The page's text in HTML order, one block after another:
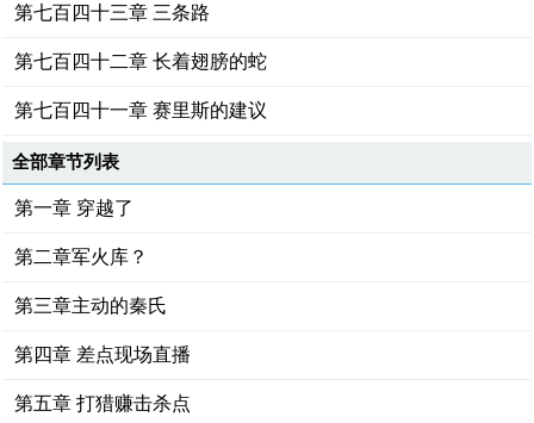
第七百四十三章 三条路
第七百四十二章 长着翅膀的蛇
第七百四十一章 赛里斯的建议
全部章节列表
第一章 穿越了
第二章军火库？
第三章主动的秦氏
第四章 差点现场直播
第五章 打猎赚击杀点